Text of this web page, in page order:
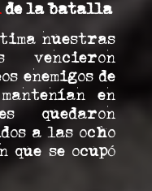
de la batalla
nuestras
vencieron
enemigos de
en
quedaron
a las ocho
que se ocupó